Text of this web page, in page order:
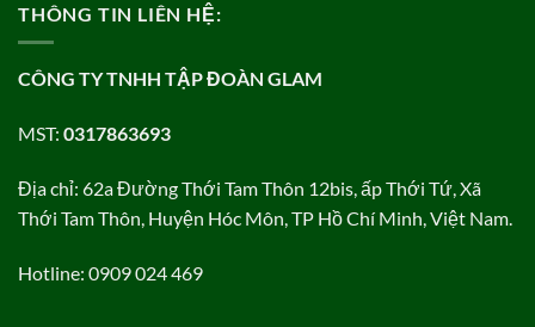
THÔNG TIN LIÊN HỆ:
CÔNG TY TNHH TẬP ĐOÀN GLAM
MST: 0317863693
Địa chỉ: 62a Đường Thới Tam Thôn 12bis, ấp Thới Tứ, Xã
Thới Tam Thôn, Huyện Hóc Môn, TP Hồ Chí Minh, Việt Nam.
Hotline: 0909 024 469